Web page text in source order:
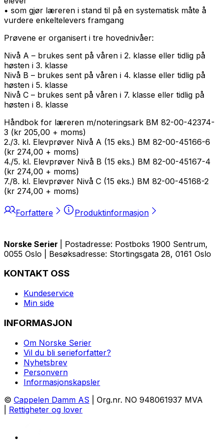
• som gjør læreren i stand til på en systematisk måte å
vurdere enkeltelevers framgang
Prøvene er organisert i tre hovednivåer:
Nivå A – brukes sent på våren i 2. klasse eller tidlig på
høsten i 3. klasse
Nivå B – brukes sent på våren i 4. klasse eller tidlig på
høsten i 5. klasse
Nivå C – brukes sent på våren i 7. klasse eller tidlig på
høsten i 8. klasse
Håndbok for læreren m/noteringsark BM 82-00-42374-
3 (kr 205,00 + moms)
2./3. kl. Elevprøver Nivå A (15 eks.) BM 82-00-45166-6
(kr 274,00 + moms)
4./5. kl. Elevprøver Nivå B (15 eks.) BM 82-00-45167-4
(kr 274,00 + moms)
7./8. kl. Elevprøver Nivå C (15 eks.) BM 82-00-45168-2
(kr 274,00 + moms)
Forfattere Produktinformasjon
Norske Serier
| Postadresse: Postboks 1900 Sentrum,
0055 Oslo | Besøksadresse: Stortingsgata 28, 0161 Oslo
KONTAKT OSS
Kundeservice
Min side
INFORMASJON
Om Norske Serier
Vil du bli serieforfatter?
Nyhetsbrev
Personvern
Informasjonskapsler
© Cappelen Damm AS | Org.nr. NO 948061937 MVA
Rettigheter og lover